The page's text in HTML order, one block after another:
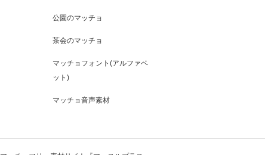
公園のマッチョ
茶会のマッチョ
マッチョフォント(アルファベ
ット)
マッチョ音声素材